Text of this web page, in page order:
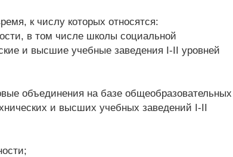
к числу которых относятся:
в том числе школы социальной
и высшие учебные заведения I-II уровней
объединения на базе общеобразовательных
и высших учебных заведений I-II